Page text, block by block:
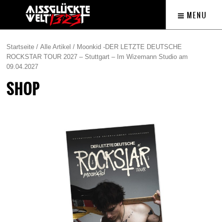
MENU
Startseite / Alle Artikel / Moonkid -DER LETZTE DEUTSCHE
ROCKSTAR TOUR 2027 – Stuttgart – Im Wizemann Studio am
09.04.2027
SHOP